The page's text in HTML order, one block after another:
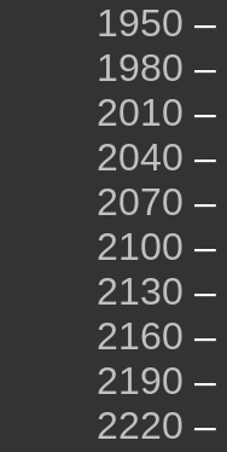
1950 –
1980 –
2010 –
2040 –
2070 –
2100 –
2130 –
2160 –
2190 –
2220 –